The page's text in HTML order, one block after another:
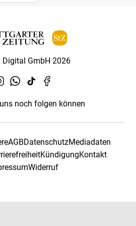
Digital GmbH 2026
noch folgen können
AGBDatenschutzMediadaten
KündigungKontakt
Widerruf